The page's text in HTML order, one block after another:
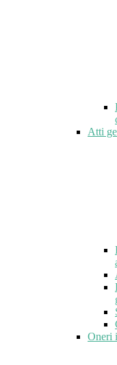
Atti
Oneri